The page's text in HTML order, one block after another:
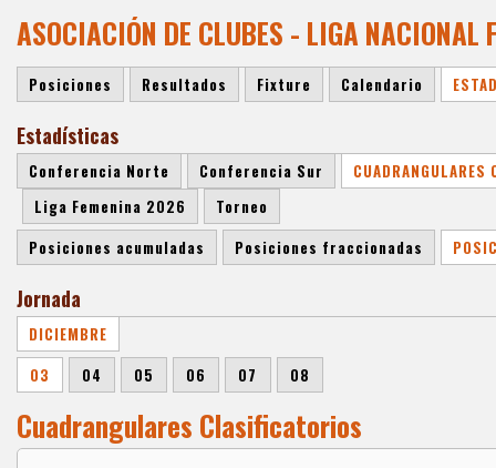
ASOCIACIÓN DE CLUBES - LIGA
Posiciones Resultados Fixture Calendario
Estadísticas
Conferencia Norte Conferencia Sur
Liga Femenina 2026
Torneo
Posiciones acumuladas
Posiciones fraccionadas
Jornada
DICIEMBRE
03
04 05 06 07 08
Cuadrangulares Clasificatorios